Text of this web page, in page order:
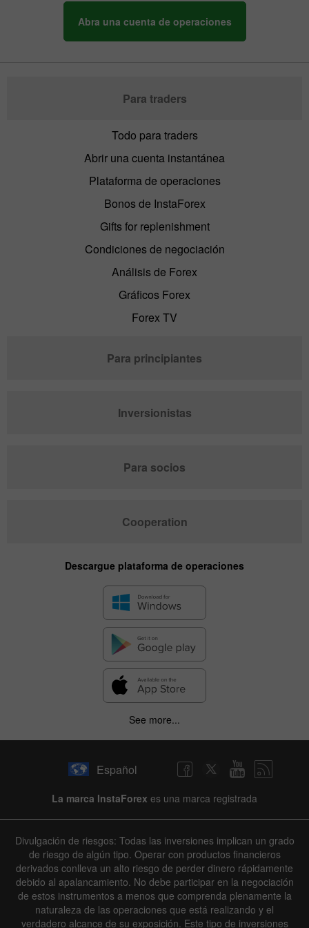
Abra una cuenta de operaciones
Para traders
Todo para traders
Abrir una cuenta instantánea
Plataforma de operaciones
Bonos de InstaForex
Gifts for replenishment
Condiciones de negociación
Análisis de Forex
Gráficos Forex
Forex TV
Para principiantes
Inversionistas
Para socios
Cooperation
Descargue plataforma de operaciones
See more...
Español
La marca InstaForex es una marca registrada
Divulgación de riesgos: Todas las inversiones implican un grado
de riesgo de algún tipo. Operar con productos financieros
derivados conlleva un alto riesgo de perder dinero rápidamente
debido al apalancamiento. No debe participar en la negociación
de estos instrumentos a menos que comprenda plenamente la
naturaleza de las operaciones que está realizando y el
verdadero alcance de su exposición. Este tipo de inversiones